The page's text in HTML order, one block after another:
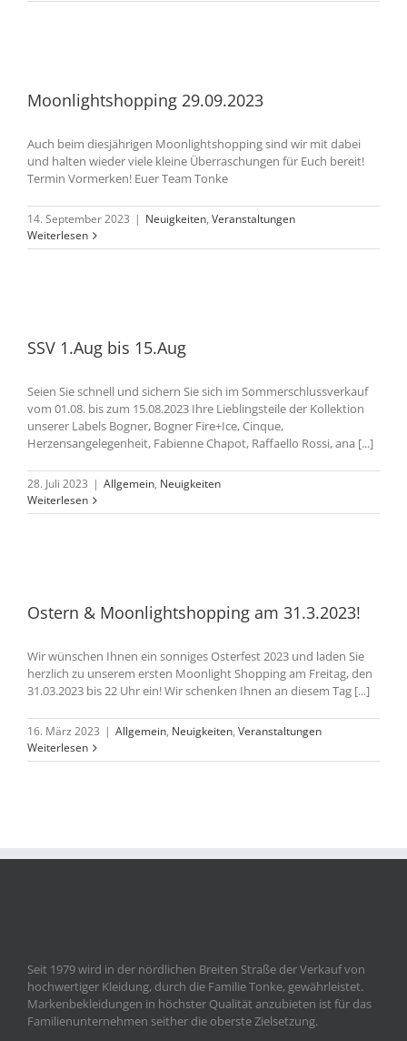
Moonlightshopping 29.09.2023
Auch beim diesjährigen Moonlightshopping sind wir mit dabei
und halten wieder viele kleine Überraschungen für Euch bereit!
Termin Vormerken! Euer Team Tonke
14. September 2023 | Neuigkeiten, Veranstaltungen
Weiterlesen
SSV 1.Aug bis 15.Aug
Seien Sie schnell und sichern Sie sich im Sommerschlussverkauf
vom 01.08. bis zum 15.08.2023 Ihre Lieblingsteile der Kollektion
unserer Labels Bogner, Bogner Fire+Ice, Cinque,
Herzensangelegenheit, Fabienne Chapot, Raffaello Rossi, ana [...]
28. Juli 2023 | Allgemein, Neuigkeiten
Weiterlesen
Ostern & Moonlightshopping am 31.3.2023!
Wir wünschen Ihnen ein sonniges Osterfest 2023 und laden Sie
herzlich zu unserem ersten Moonlight Shopping am Freitag, den
31.03.2023 bis 22 Uhr ein! Wir schenken Ihnen an diesem Tag [...]
16. März 2023 | Allgemein, Neuigkeiten, Veranstaltungen
Weiterlesen
Seit 1979 wird in der nördlichen Breiten Straße der Verkauf von
hochwertiger Kleidung, durch die Familie Tonke, gewährleistet.
Markenbekleidungen in höchster Qualität anzubieten ist für das
Familienunternehmen seither die oberste Zielsetzung.